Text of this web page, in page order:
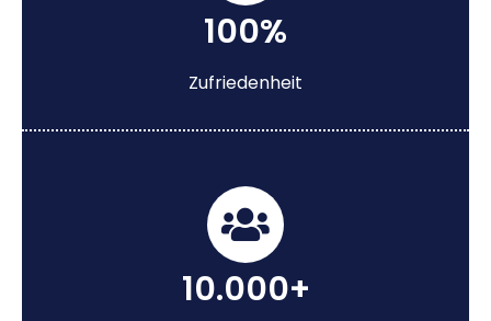
100%
Zufriedenheit
10.000+